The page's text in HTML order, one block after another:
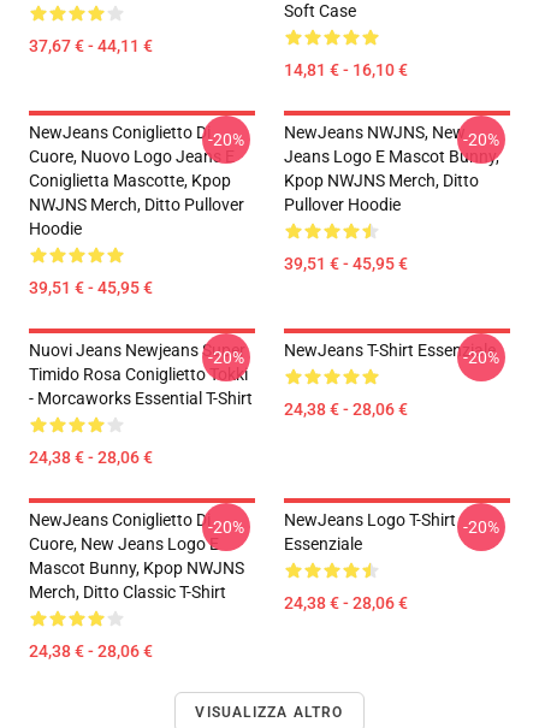
37,67 € - 44,11 €
Soft Case
14,81 € - 16,10 €
NewJeans Coniglietto Di
Cuore, Nuovo Logo Jeans E
Coniglietta Mascotte, Kpop
NWJNS Merch, Ditto Pullover
Hoodie
39,51 € - 45,95 €
-20%
NewJeans NWJNS, New
Jeans Logo E Mascot Bunny,
Kpop NWJNS Merch, Ditto
Pullover Hoodie
39,51 € - 45,95 €
-20%
Nuovi Jeans Newjeans Super
Timido Rosa Coniglietto Tokki
- Morcaworks Essential T-Shirt
24,38 € - 28,06 €
-20% NewJeans T-Shirt Essenziale
24,38 € - 28,06 €
-20%
NewJeans Coniglietto Di
Cuore, New Jeans Logo E
Mascot Bunny, Kpop NWJNS
Merch, Ditto Classic T-Shirt
24,38 € - 28,06 €
-20%
NewJeans Logo T-Shirt
Essenziale
24,38 € - 28,06 €
-20%
VISUALIZZA ALTRO